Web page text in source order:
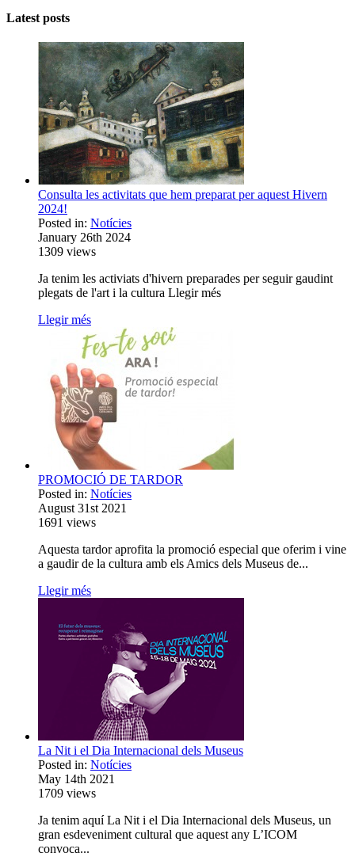
Latest posts
Consulta les activitats que hem preparat per aquest Hivern
2024!
Posted in: Notícies
January 26th 2024
1309 views
Ja tenim les activiats d'hivern preparades per seguir gaudint
plegats de l'art i la cultura Llegir més
Llegir més
PROMOCIÓ DE TARDOR
Posted in: Notícies
August 31st 2021
1691 views
Aquesta tardor aprofita la promoció especial que oferim i vine
a gaudir de la cultura amb els Amics dels Museus de...
Llegir més
La Nit i el Dia Internacional dels Museus
Posted in: Notícies
May 14th 2021
1709 views
Ja tenim aquí La Nit i el Dia Internacional dels Museus, un
gran esdeveniment cultural que aquest any L’ICOM
convoca...